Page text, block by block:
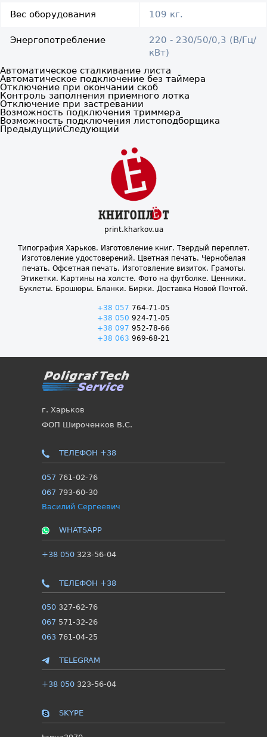
Вес оборудования 109 кг.
Энергопотребление
220 - 230/50/0,3 (В/Гц/
кВт)
Автоматическое сталкивание листа
Автоматическое подключение без таймера
Отключение при окончании скоб
Контроль заполнения приемного лотка
Отключение при застревании
Возможность подключения триммера
Возможность подключения листоподборщика
ПредыдущийСледующий
print.kharkov.ua
Типография Харьков. Изготовление книг. Твердый переплет.
Изготовление удостоверений. Цветная печать. Чернобелая
печать. Офсетная печать. Изготовление визиток. Грамоты.
Этикетки. Картины на холсте. Фото на футболке. Ценники.
Буклеты. Брошюры. Бланки. Бирки. Доставка Новой Почтой.
+38 057 764-71-05
+38 050 924-71-05
+38 097 952-78-66
+38 063 969-68-21
г. Харьков
ФОП Широченков В.С.
ТЕЛЕФОН +38
057 761-02-76
067 793-60-30
Василий Сергеевич
WHATSAPP
+38 050323-56-04
ТЕЛЕФОН +38
050327-62-76
067 571-32-26
063761-04-25
TELEGRAM
+38 050323-56-04
SKYPE